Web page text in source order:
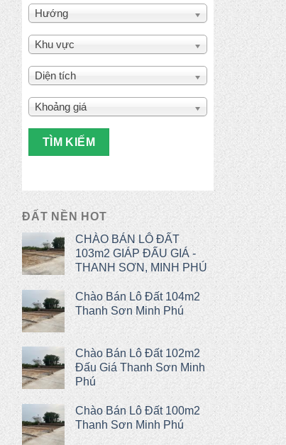
Hướng
Khu vực
Diện tích
Khoảng giá
TÌM KIẾM
ĐẤT NỀN HOT
CHÀO BÁN LÔ ĐẤT
103m2 GIÁP ĐẤU GIÁ -
THANH SƠN, MINH PHÚ
Chào Bán Lô Đất 104m2
Thanh Sơn Minh Phú
Chào Bán Lô Đất 102m2
Đấu Giá Thanh Sơn Minh
Phú
Chào Bán Lô Đất 100m2
Thanh Sơn Minh Phú